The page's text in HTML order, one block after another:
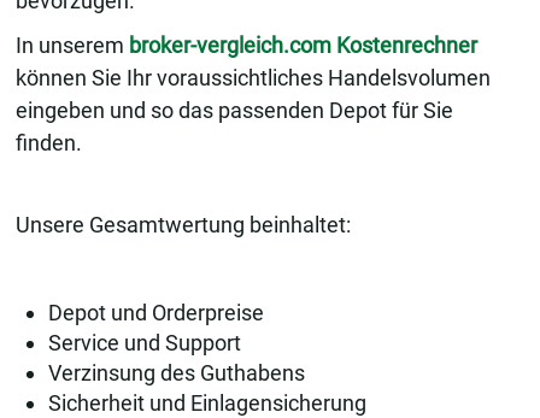
In unserem broker-vergleich.com Kostenrechner
können Sie Ihr voraussichtliches Handelsvolumen
eingeben und so das passenden Depot für Sie
finden.
Unsere Gesamtwertung beinhaltet:
Depot und Orderpreise
Service und Support
Verzinsung des Guthabens
Sicherheit und Einlagensicherung